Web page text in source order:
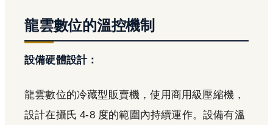
龍雲數位的溫控機制
設備硬體設計：
龍雲數位的冷藏型販賣機，使用商用級壓縮機，
設計在攝氏 4-8 度的範圍內持續運作。設備有溫